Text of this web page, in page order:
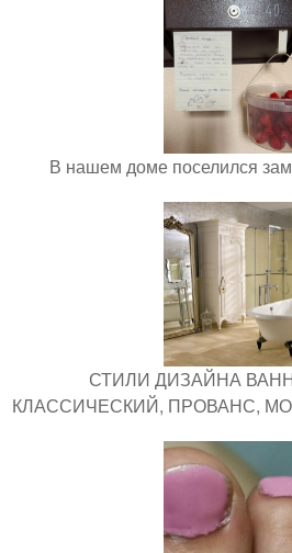
В нашем доме поселился
СТИЛИ ДИЗАЙНА
КЛАССИЧЕСКИЙ, ПРОВАНС,